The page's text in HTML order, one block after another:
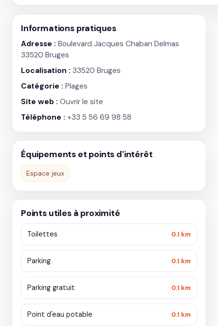
Informations pratiques
Adresse : Boulevard Jacques Chaban Delmas
33520 Bruges
Localisation : 33520 Bruges
Catégorie : Plages
Site web : Ouvrir le site
Téléphone : +33 5 56 69 98 58
Équipements et points d'intérêt
Espace jeux
Points utiles à proximité
Toilettes 0.1 km
Parking 0.1 km
Parking gratuit 0.1 km
Point d'eau potable 0.1 km